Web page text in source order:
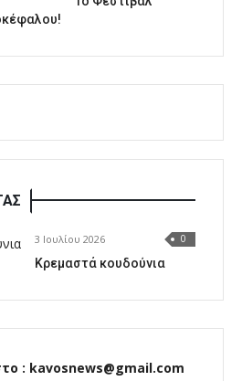
3 Ιουλίου 2026 0
Κρεμαστά κουδούνια
: kavosnews@gmail.com